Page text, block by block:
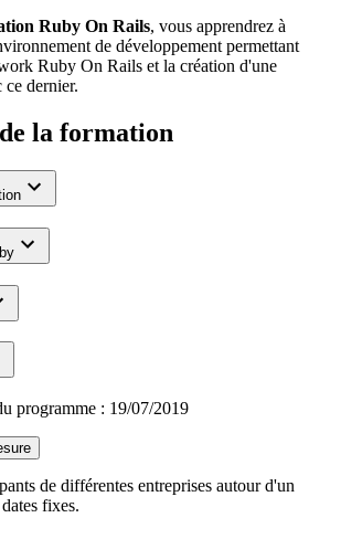
Ruby On Rails, vous apprendrez à
de développement permettant
Ruby On Rails et la création d'une
dernier.
la formation
programme : 19/07/2019
de différentes entreprises autour d'un
fixes.